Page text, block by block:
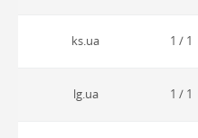
ks.ua 1 / 1
lg.ua 1 / 1